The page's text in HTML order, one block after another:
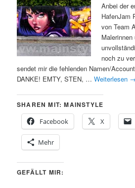
Anbei der
HafenJam
von Team
noch zu
sendet mir die fehlenden Namen/
DANKE! EMTY, STEN, …Weiterlesen →
SHAREN MIT: MAINSTYLE
Facebook
X
Mehr
GEFÄLLT MIR: